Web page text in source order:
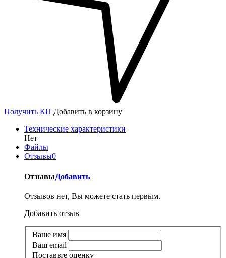
Получить КП Добавить в корзину
Технические характеристики
Нет
Файлы
Отзывы0
ОтзывыДобавить
Отзывов нет, Вы можете стать первым.
Добавить отзыв
Ваше имя
Ваш email
Поставьте оценку